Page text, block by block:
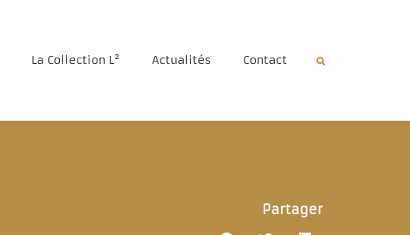
La Collection L² Actualités Contact
Partager